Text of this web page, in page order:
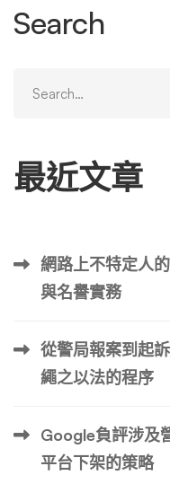
素之一是特定網站擁有
一。由於新聞報導本質
客、其他新聞網站、聯
使用站點的“域權限”來
權威度超過 80 分的網
之一。 在查看國家新聞
媒體，我們仍然可以看
位於北卡羅來納州羅利
了一些域權限示例： 有
絡中一些最強大的網站
可以輕鬆地針對競爭性
Search
for:
最近文章
網路上不特定人
與名譽實務
從警局報案到起
繩之以法的程序
Google負評涉及
平台下架的策略